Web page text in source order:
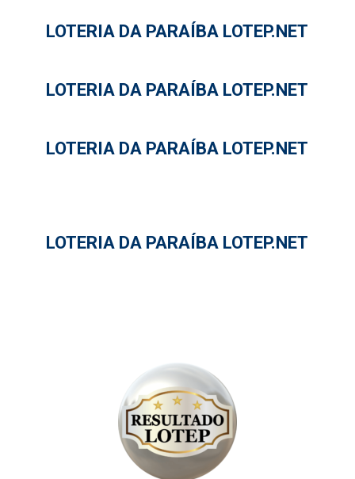
LOTERIA DA PARAÍBA LOTEP.NET
LOTERIA DA PARAÍBA LOTEP.NET
LOTERIA DA PARAÍBA LOTEP.NET
LOTERIA DA PARAÍBA LOTEP.NET